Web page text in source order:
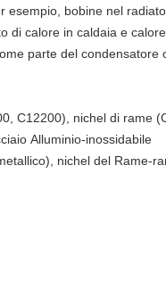
esempio, bobine nel
di calore in caldaia e
parte del condensatore
C12200), nichel di rame
Alluminio-inossidabile
nichel del Rame-